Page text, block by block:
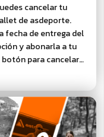
cancelar tu
de asdeporte.
fecha de entrega del
y abonarla a tu
para cancelar